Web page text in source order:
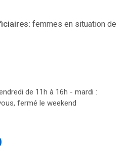
femmes en situation de
de 11h à 16h - mardi :
fermé le weekend